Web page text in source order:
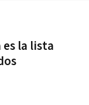
la lista